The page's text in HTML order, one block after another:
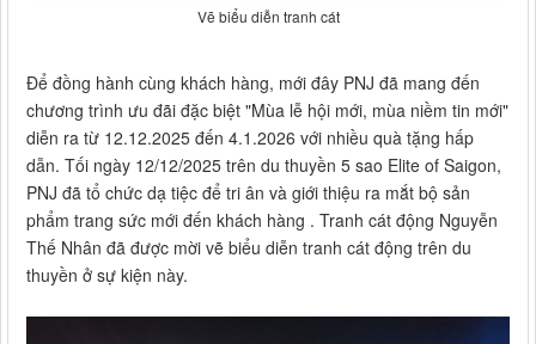
Vẽ biểu diễn tranh cát
Để đồng hành cùng khách hàng, mới đây PNJ đã mang đến
chương trình ưu đãi đặc biệt "Mùa lễ hội mới, mùa niềm tin mới"
diễn ra từ 12.12.2025 đến 4.1.2026 với nhiều quà tặng hấp
dẫn. Tối ngày 12/12/2025 trên du thuyền 5 sao Elite of Saigon,
PNJ đã tổ chức dạ tiệc để tri ân và giới thiệu ra mắt bộ sản
phẩm trang sức mới đến khách hàng . Tranh cát động Nguyễn
Thế Nhân đã được mời vẽ biểu diễn tranh cát động trên du
thuyền ở sự kiện này.